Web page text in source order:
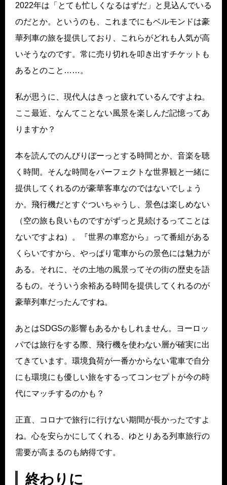
2022年は「とても忙しくなるはずだ」と見込んでいる
のだとか。というのも、これまでにもベルモンドは豪
華列車の旅を提供しており、これらがどれも人気が高
いそうなのです。常に売り切れを叩き出すチケットも
あるとのこと……。
私が思うに、現代人はきっと疲れているんですよね。
ここ最近、なんてことない風景を楽しんだ記憶ってあ
りますか？
本を読んでのんびりぼーっとする時間とか、音楽を聴
く時間。そんな時間をパーフェクトな世界観と一緒に
提供してくれるのが豪華客車なのではないでしょう
か。飛行機だとすぐついちゃうし、景色は楽しめない
（空の旅も良いものですがずっと見続けるってことは
ないですよね）。『世界の車窓から』って番組がある
くらいですから、やっぱり電車からの景色には魅力が
ある。それに、その土地の風景ってその街の歴史を語
るもの。そういう余裕ある時間を提供してくれるのが
豪華列車だったんですね。
あとはSDGSの影響もあるかもしれません。ヨーロッ
パでは旅行をする際、飛行機を使わない層が確実に出
てきています。環境負荷が一番かからない電車で自分
にも環境にも優しい旅をするってコンセプトが今の時
代にマッチするのかも？
正直、コロナで旅行に行けない期間が長かったですよ
ね。心を安らかにしてくれる、ゆとりある列車旅行の
需要が高まるのも納得です。
終わりに